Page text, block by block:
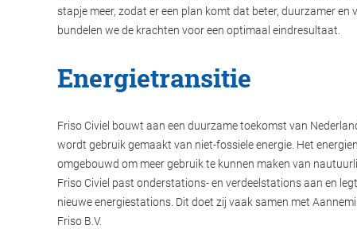
stapje meer, zodat er een plan komt dat beter, duurzamer en
bundelen we de krachten voor een optimaal eindresultaat.
Energietransitie
Friso Civiel bouwt aan een duurzame toekomst van
wordt gebruik gemaakt van niet-fossiele energie. Het
omgebouwd om meer gebruik te kunnen maken van
Friso Civiel past onderstations- en verdeelstations aan en
nieuwe energiestations. Dit doet zij vaak samen met
Friso B.V.